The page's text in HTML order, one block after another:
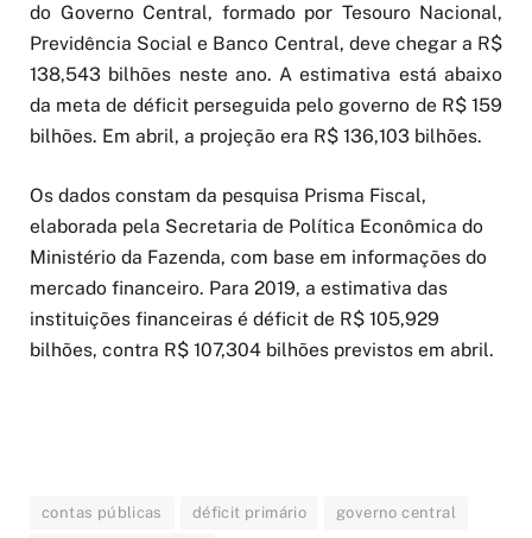
do Governo Central, formado por Tesouro Nacional,
Previdência Social e Banco Central, deve chegar a R$
138,543 bilhões neste ano. A estimativa está abaixo
da meta de déficit perseguida pelo governo de R$ 159
bilhões. Em abril, a projeção era R$ 136,103 bilhões.
Os dados constam da pesquisa Prisma Fiscal,
elaborada pela Secretaria de Política Econômica do
Ministério da Fazenda, com base em informações do
mercado financeiro. Para 2019, a estimativa das
instituições financeiras é déficit de R$ 105,929
bilhões, contra R$ 107,304 bilhões previstos em abril.
contas públicas déficit primário governo central